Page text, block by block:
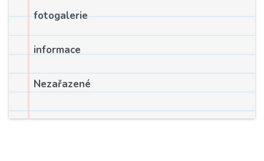
fotogalerie
informace
Nezařazené